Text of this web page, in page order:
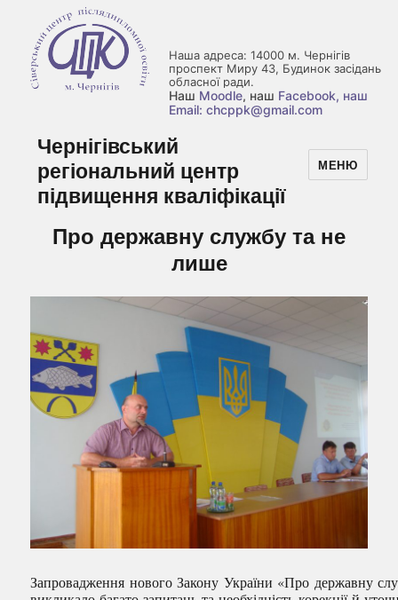
Наша адреса: 14000 м. Чернігів
проспект Миру 43, Будинок засідань
обласної ради.
Наш Moodle, наш Facebook, наш
Email: chcppk@gmail.com
Чернігівський
регіональний центр
підвищення кваліфікації
МЕНЮ
Про державну службу та не
лише
Запровадження нового Закону України «Про державну